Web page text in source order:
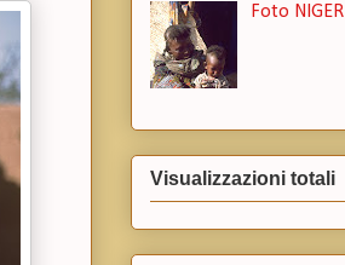
Foto NIGER
Visualizzazioni totali